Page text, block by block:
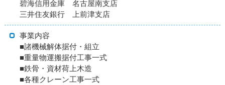
碧海信用金庫 名古屋南支店
三井住友銀行 上前津支店
事業内容
■諸機械解体据付・組立
■重量物運搬据付工事一式
■鉄骨・資材荷上木造
■各種クレーン工事一式